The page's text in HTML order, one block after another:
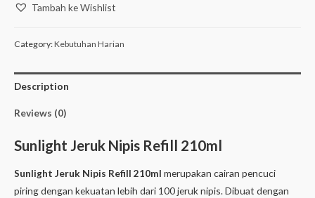
Tambah ke Wishlist
Category:Kebutuhan Harian
Description
Reviews (0)
Sunlight Jeruk Nipis Refill 210ml
Sunlight Jeruk Nipis Refill 210ml merupakan cairan pencuci
piring dengan kekuatan lebih dari 100 jeruk nipis. Dibuat dengan